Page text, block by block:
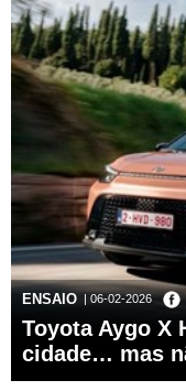
ENSAIO | 06-02-2026
Toyota Aygo X
cidade… mas